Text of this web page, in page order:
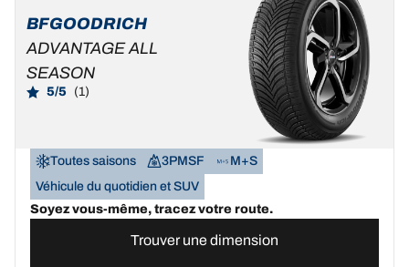
BFGOODRICH
ADVANTAGE ALL
SEASON
5/5 (1)
Toutes saisons 3PMSF
M+S
Véhicule du quotidien et SUV
Soyez vous-même, tracez votre route.
Trouver une dimension